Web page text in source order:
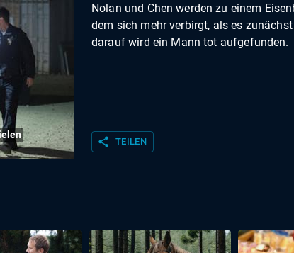
Nolan und Chen werden zu einem
dem sich mehr verbirgt, als es
darauf wird ein Mann tot aufgefunden.
share TEILEN